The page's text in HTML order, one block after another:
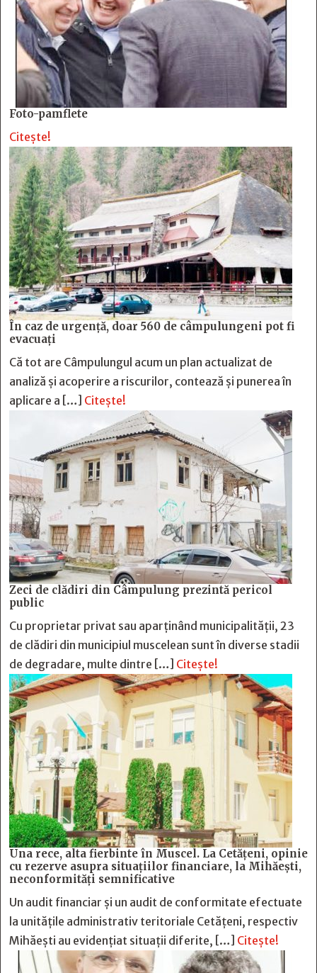
Foto-pamflete
Citește!
În caz de urgență, doar 560 de câmpulungeni pot fi
evacuați
Că tot are Câmpulungul acum un plan actualizat de
analiză și acoperire a riscurilor, contează și punerea în
aplicare a […] Citește!
Zeci de clădiri din Câmpulung prezintă pericol
public
Cu proprietar privat sau aparținând municipalității, 23
de clădiri din municipiul muscelean sunt în diverse stadii
de degradare, multe dintre […] Citește!
Una rece, alta fierbinte în Muscel. La Cetăţeni, opinie
cu rezerve asupra situaţiilor financiare, la Mihăeşti,
neconformităţi semnificative
Un audit financiar și un audit de conformitate efectuate
la unitățile administrativ teritoriale Cetățeni, respectiv
Mihăești au evidențiat situații diferite, […] Citește!